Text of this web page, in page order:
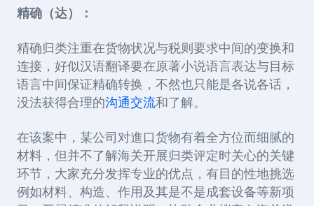
精确（达）：
精确归类注重在货物状况与税则要求中间的变换和
连接，好似汉语翻译要在原著小说语言表达与目标
语言中间保证精确转换，不然也只能是各说各话，
没法获得合理的沟通交流和了解。
在该案中，某公司对進口货物有着全方位而细腻的
材料，但并不了解海关开展归类评定时关心的关键
环节，大家充分发挥专业的优点，有目的性地挑选
例如材料、构造、作用及其是不是成套设备等新项